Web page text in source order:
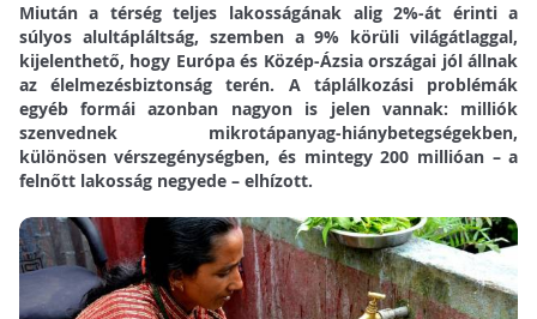
Miután a térség teljes lakosságának alig 2%-át érinti a
súlyos alultápláltság, szemben a 9% körüli világátlaggal,
kijelenthető, hogy Európa és Közép-Ázsia országai jól állnak
az élelmezésbiztonság terén. A táplálkozási problémák
egyéb formái azonban nagyon is jelen vannak: milliók
szenvednek mikrotápanyag-hiánybetegségekben,
különösen vérszegénységben, és mintegy 200 millióan – a
felnőtt lakosság negyede – elhízott.